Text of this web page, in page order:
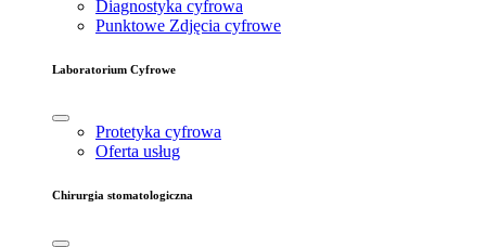
Diagnostyka cyfrowa
Punktowe Zdjęcia cyfrowe
Laboratorium Cyfrowe
Protetyka cyfrowa
Oferta usług
Chirurgia stomatologiczna